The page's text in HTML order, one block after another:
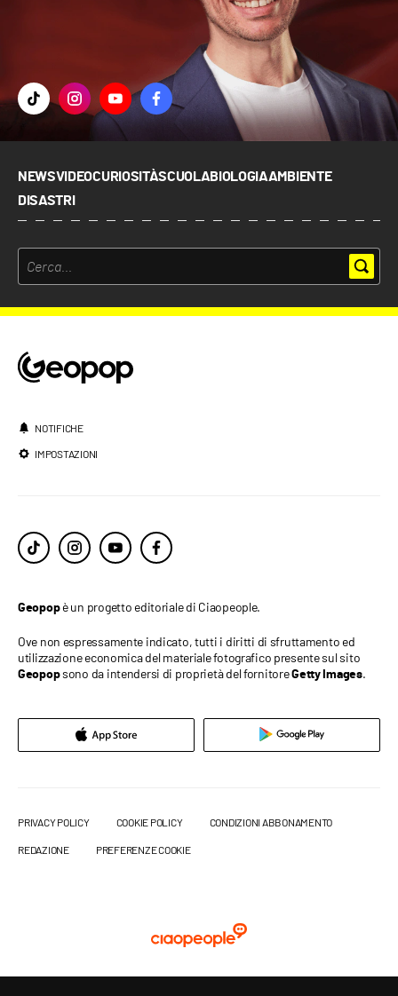
NEWSVIDEOCURIOSITÀSCUOLABIOLOGIAAMBIENTE
DISASTRI
NOTIFICHE
IMPOSTAZIONI
Geopopè un progetto editoriale di Ciaopeople.
Ove non espressamente indicato, tutti i diritti di sfruttamento ed
utilizzazione economica del materiale fotografico presente sul sito
Geopopsono da intendersi di proprietà del fornitoreGetty Images.
PRIVACY POLICY COOKIE POLICY CONDIZIONI ABBONAMENTO
REDAZIONE PREFERENZE COOKIE